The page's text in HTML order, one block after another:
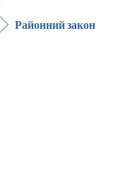
Районний закон